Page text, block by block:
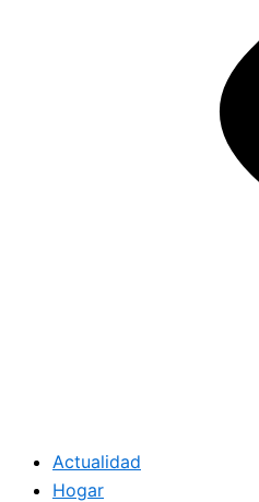
Actualidad
Hogar